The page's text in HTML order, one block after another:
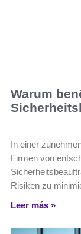
Warum
In einer
Firmen von
Risiken zu
Leer más »